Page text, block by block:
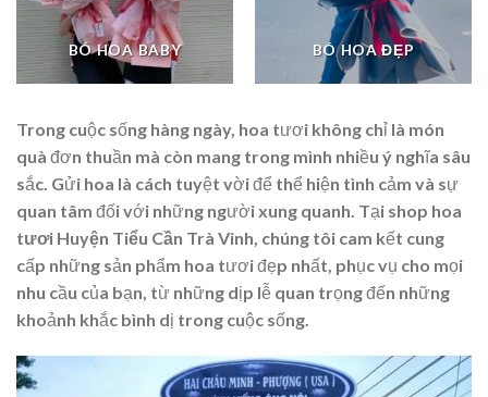
BÓ HOA BABY BÓ HOA ĐẸP
Trong cuộc sống hàng ngày, hoa tươi không chỉ là món
quà đơn thuần mà còn mang trong mình nhiều ý nghĩa sâu
sắc. Gửi hoa là cách tuyệt vời để thể hiện tình cảm và sự
quan tâm đối với những người xung quanh. Tại shop hoa
tươi Huyện Tiểu Cần Trà Vinh, chúng tôi cam kết cung
cấp những sản phẩm hoa tươi đẹp nhất, phục vụ cho mọi
nhu cầu của bạn, từ những dịp lễ quan trọng đến những
khoảnh khắc bình dị trong cuộc sống.